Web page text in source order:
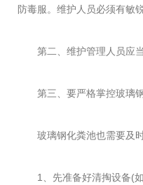
防毒服。维护人员必须有敏
第二、维护管理人员应当
第三、要严格掌控玻璃钢
玻璃钢化粪池也需要及时
1、先准备好清掏设备(如